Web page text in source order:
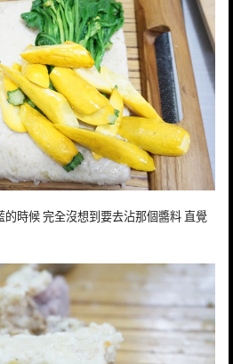
時候 完全沒想到要去沾那個醬料 直覺